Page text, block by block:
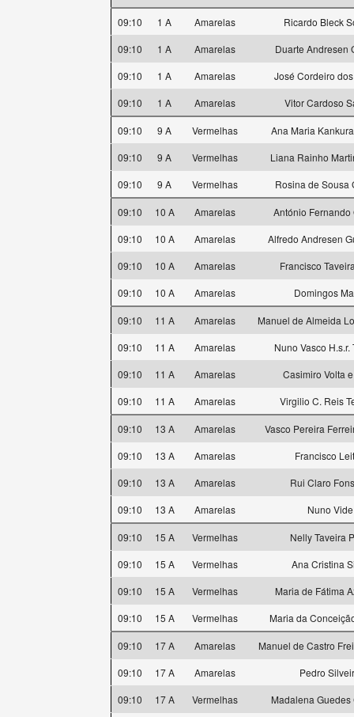
09:10 1 A Amarelas
Ricardo Bleck
09:10
1 A Amarelas
Duarte Andresen
09:10
1 A Amarelas
José Cordeiro
09:10
1 A Amarelas Vitor Cardoso
09:10 9 A Vermelhas
Ana Maria
09:10
9 A Vermelhas
Liana Rainho
09:10
9 A Vermelhas Rosina de Sousa
09:10 10 A Amarelas
António Fernando
09:10
10 A Amarelas
Alfredo Andresen
09:10
10 A Amarelas
Francisco
09:10
10 A Amarelas Domingos
09:10 11 A Amarelas
Manuel de Almeida
09:10
11 A Amarelas
Nuno Vasco H.s.r.
09:10
11 A Amarelas
Casimiro Volta
09:10
11 A Amarelas Virgilio C. Reis
09:10 13 A Amarelas
Vasco Pereira
09:10
13 A Amarelas
Francisco
09:10
13 A Amarelas
Rui Claro
09:10
13 A Amarelas Nuno Vide
09:10 15 A Vermelhas
Nelly Taveira
09:10
15 A Vermelhas
Ana Cristina
09:10
15 A Vermelhas
Maria de Fátima
09:10
15 A Vermelhas Maria da
09:10 17 A Amarelas
Manuel de Castro
09:10
17 A Amarelas
Pedro
09:10
17 A Vermelhas
Madalena Guedes